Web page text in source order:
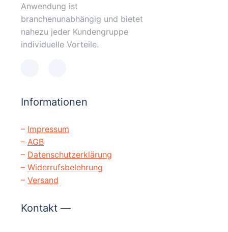
Anwendung ist
branchenunabhängig und bietet
nahezu jeder Kundengruppe
individuelle Vorteile.
Informationen
– Impressum
– AGB
– Datenschutzerklärung
– Widerrufsbelehrung
– Versand
Kontakt —